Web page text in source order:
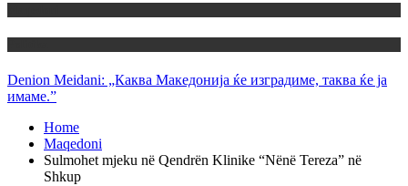
Denion Meidani: „Каква Македонија ќе изградиме, таква ќе ја
имаме.”
Home
Maqedoni
Sulmohet mjeku në Qendrën Klinike “Nënë Tereza” në
Shkup